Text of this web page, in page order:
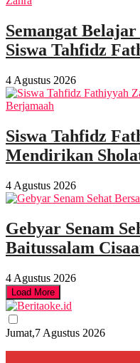
Semangat
Siswa Tahfidz
4 Agustus 2026
Siswa Tahfidz
Mendirikan
4 Agustus 2026
Gebyar Senam
Baitussalam
4 Agustus 2026
Load More
Jumat,7 Agustus 2026